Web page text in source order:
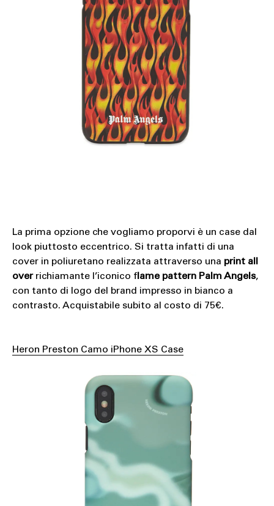
La prima opzione che vogliamo proporvi è un case dal
look piuttosto eccentrico. Si tratta infatti di una
cover in poliuretano realizzata attraverso una print all
overrichiamante l’iconico flame pattern Palm Angels,
con tanto di logo del brand impresso in bianco a
contrasto. Acquistabile subito al costo di 75€.
Heron Preston Camo iPhone XS Case